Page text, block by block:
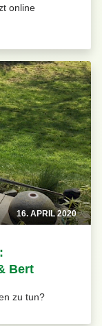
online
16. APRIL 2020
Bert
zu tun?